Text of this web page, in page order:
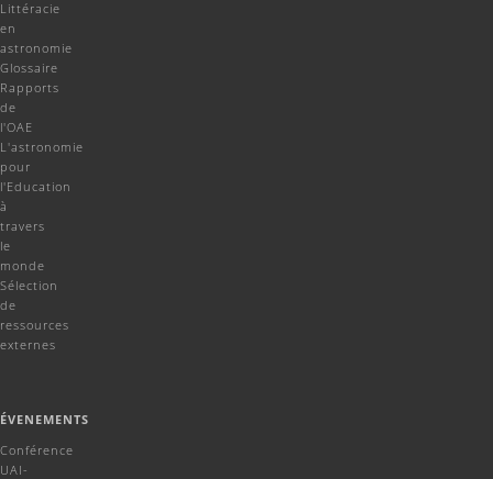
Littéracie
en
astronomie
Glossaire
Rapports
de
l'OAE
L'astronomie
pour
l'Education
à
travers
le
monde
Sélection
de
ressources
externes
ÉVENEMENTS
Conférence
UAI-